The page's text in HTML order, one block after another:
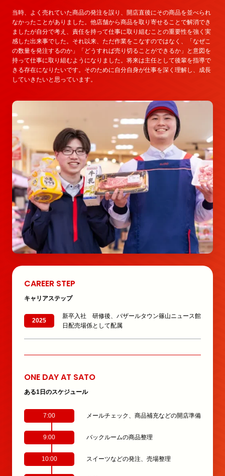
当時、よく売れていた商品の発注を誤り、開店直後にその商品を並べられ
なかったことがありました。他店舗から商品を取り寄せることで解消でき
ましたが自分で考え、責任を持って仕事に取り組むことの重要性を強く実
感した出来事でした。それ以来、ただ作業をこなすのではなく、「なぜこ
の数量を発注するのか」「どうすれば売り切ることができるか」と意図を
持って仕事に取り組むようになりました。将来は主任として後輩を指導で
きる存在になりたいです。そのために自分自身が仕事を深く理解し、成長
していきたいと思っています。
CAREER STEP
キャリアステップ
2025
新卒入社 研修後、バザールタウン篠山ニュース館
日配売場係として配属
ONE DAY AT SATO
ある1日のスケジュール
7:00 メールチェック、商品補充などの開店準備
9:00 バックルームの商品整理
10:00 スイーツなどの発注、売場整理